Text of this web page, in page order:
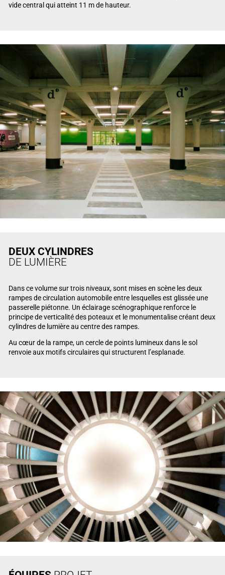
vide central qui atteint 11 m de hauteur.
DEUX CYLINDRES
DE LUMIÈRE
Dans ce volume sur trois niveaux, sont mises en scène les deux
rampes de circulation automobile entre lesquelles est glissée une
passerelle piétonne. Un éclairage scénographique renforce le
principe de verticalité des poteaux et le monumentalise créant deux
cylindres de lumière au centre des rampes.
Au cœur de la rampe, un cercle de points lumineux dans le sol
renvoie aux motifs circulaires qui structurent l’esplanade.